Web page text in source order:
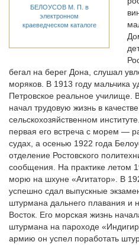
БЕЛОУСОВ М. П. в
электронном
краеведческом каталоге
бегал на берег Дона, слушал
моряков. В 1913 году мальчика
Петровское реальное училище.
начал трудовую жизнь в
сельскохозяйственном
первая его встреча с морем —
судах, а осенью 1922 года
отделение Ростовского
сообщения. На практике летом
морю на шхуне «Агитатор». В
успешно сдал выпускные
штурмана дальнего плавания и
Восток. Его морская жизнь
штурмана на пароходе
армию он успел поработать